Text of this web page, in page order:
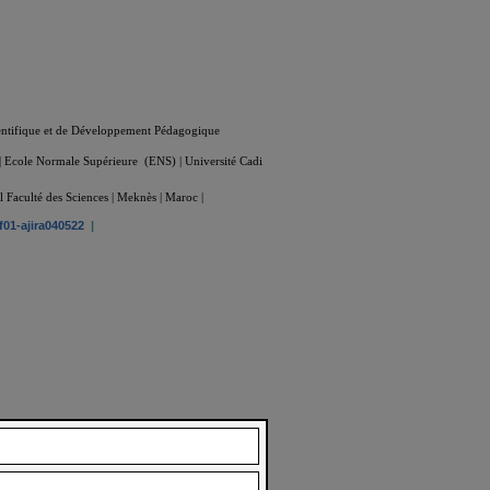
et de Développement Pédagogique
Normale Supérieure (ENS) | Université Cadi
des Sciences | Meknès | Maroc |
ajira040522 |